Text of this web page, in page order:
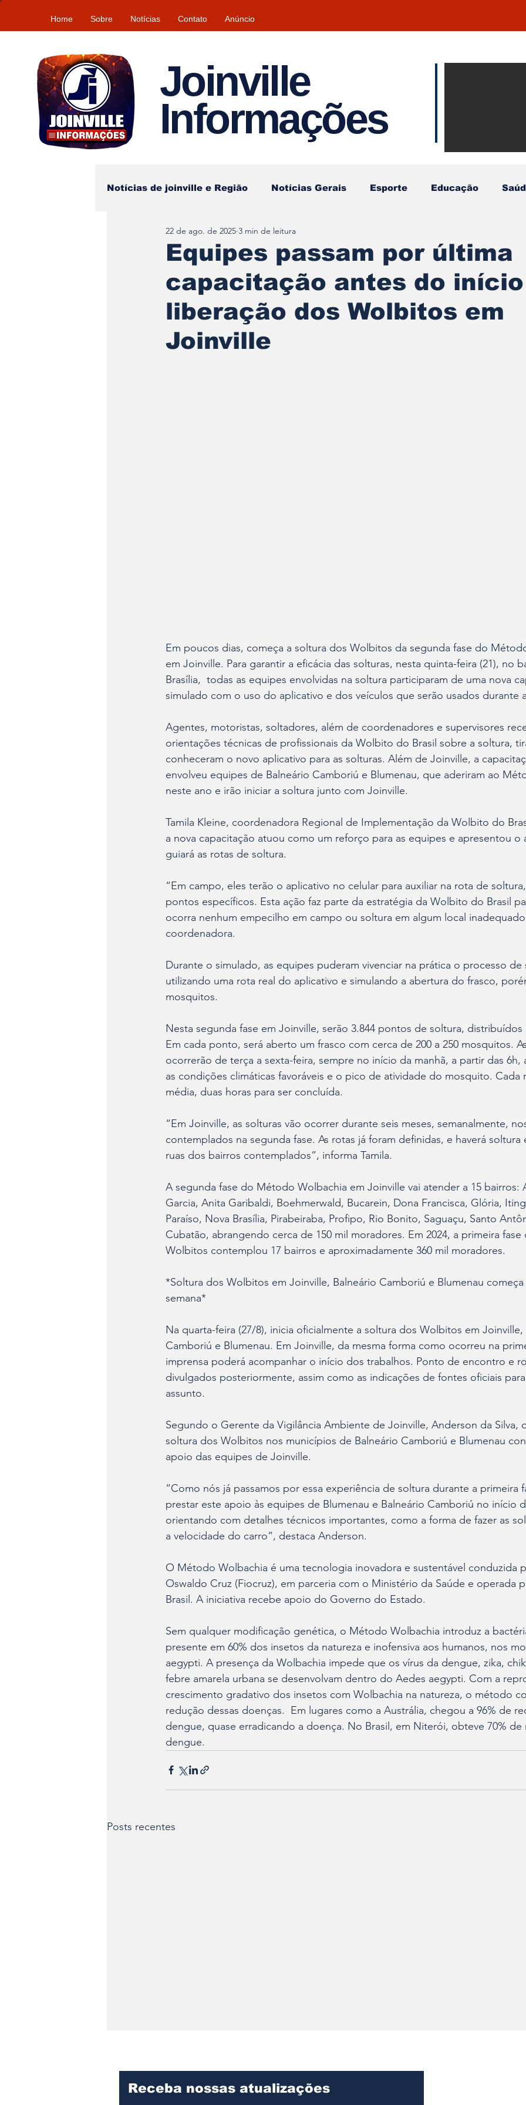
Home Sobre Notícias Contato Anúncio
Joinville
Informações
Notícias de joinville e Região Notícias Gerais Esporte Educação
Tempo\clima
Equipes passam por última
capacitação antes do
liberação dos Wolbitos em
Joinville
22 de ago. de 2025 3 min de leitura
Em poucos dias, começa a soltura dos Wolbitos da segunda fase do
em Joinville. Para garantir a eficácia das solturas, nesta quinta-feira (21), no
Brasília,  todas as equipes envolvidas na soltura participaram de uma nova
simulado com o uso do aplicativo e dos veículos que serão usados durante
Agentes, motoristas, soltadores, além de coordenadores e supervisores
orientações técnicas de profissionais da Wolbito do Brasil sobre a soltura,
conheceram o novo aplicativo para as solturas. Além de Joinville, a
envolveu equipes de Balneário Camboriú e Blumenau, que aderiram ao
neste ano e irão iniciar a soltura junto com Joinville.
Tamila Kleine, coordenadora Regional de Implementação da Wolbito do
a nova capacitação atuou como um reforço para as equipes e apresentou
guiará as rotas de soltura.
“Em campo, eles terão o aplicativo no celular para auxiliar na rota de
pontos específicos. Esta ação faz parte da estratégia da Wolbito do Brasil
ocorra nenhum empecilho em campo ou soltura em algum local
coordenadora.
Durante o simulado, as equipes puderam vivenciar na prática o processo
utilizando uma rota real do aplicativo e simulando a abertura do frasco,
mosquitos.
Nesta segunda fase em Joinville, serão 3.844 pontos de soltura,
Em cada ponto, será aberto um frasco com cerca de 200 a 250 mosquitos.
ocorrerão de terça a sexta-feira, sempre no início da manhã, a partir das
as condições climáticas favoráveis e o pico de atividade do mosquito. Cada
média, duas horas para ser concluída.
“Em Joinville, as solturas vão ocorrer durante seis meses, semanalmente,
contemplados na segunda fase. As rotas já foram definidas, e haverá
ruas dos bairros contemplados”, informa Tamila.
A segunda fase do Método Wolbachia em Joinville vai atender a 15 bairros:
Garcia, Anita Garibaldi, Boehmerwald, Bucarein, Dona Francisca, Glória,
Paraíso, Nova Brasília, Pirabeiraba, Profipo, Rio Bonito, Saguaçu, Santo
Cubatão, abrangendo cerca de 150 mil moradores. Em 2024, a primeira
Wolbitos contemplou 17 bairros e aproximadamente 360 mil moradores.
*Soltura dos Wolbitos em Joinville, Balneário Camboriú e Blumenau
semana*
Na quarta-feira (27/8), inicia oficialmente a soltura dos Wolbitos em
Camboriú e Blumenau. Em Joinville, da mesma forma como ocorreu na
imprensa poderá acompanhar o início dos trabalhos. Ponto de encontro e
divulgados posteriormente, assim como as indicações de fontes oficiais
assunto.
Segundo o Gerente da Vigilância Ambiente de Joinville, Anderson da Silva,
soltura dos Wolbitos nos municípios de Balneário Camboriú e Blumenau
apoio das equipes de Joinville.
“Como nós já passamos por essa experiência de soltura durante a primeira
prestar este apoio às equipes de Blumenau e Balneário Camboriú no início
orientando com detalhes técnicos importantes, como a forma de fazer as
a velocidade do carro”, destaca Anderson.
O Método Wolbachia é uma tecnologia inovadora e sustentável conduzida
Oswaldo Cruz (Fiocruz), em parceria com o Ministério da Saúde e operada
Brasil. A iniciativa recebe apoio do Governo do Estado.
Sem qualquer modificação genética, o Método Wolbachia introduz a
presente em 60% dos insetos da natureza e inofensiva aos humanos, nos
aegypti. A presença da Wolbachia impede que os vírus da dengue, zika,
febre amarela urbana se desenvolvam dentro do Aedes aegypti. Com a
crescimento gradativo dos insetos com Wolbachia na natureza, o método
redução dessas doenças.  Em lugares como a Austrália, chegou a 96% de
dengue, quase erradicando a doença. No Brasil, em Niterói, obteve 70%
dengue.
Posts recentes
Receba nossas atualizações